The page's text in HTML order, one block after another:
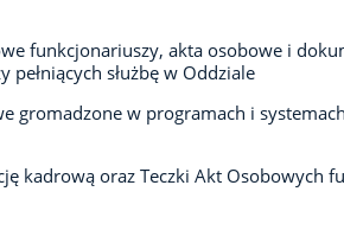
funkcjonariuszy, akta osobowe i
służbę w Oddziale
gromadzone w programach i systemach
kadrową oraz Teczki Akt Osobowych